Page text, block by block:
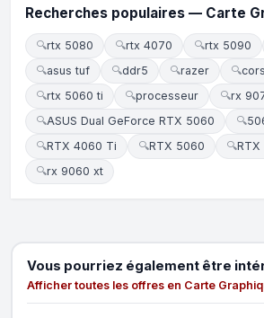
Recherches populaires — Carte
🔍rtx 5080 🔍rtx 4070 🔍rtx 5090
🔍asus tuf 🔍ddr5 🔍razer 🔍
🔍rtx 5060 ti 🔍processeur 🔍rx
🔍ASUS Dual GeForce RTX 5060 🔍
🔍RTX 4060 Ti 🔍RTX 5060 🔍
🔍rx 9060 xt
Vous pourriez également être
Afficher toutes les offres en Carte